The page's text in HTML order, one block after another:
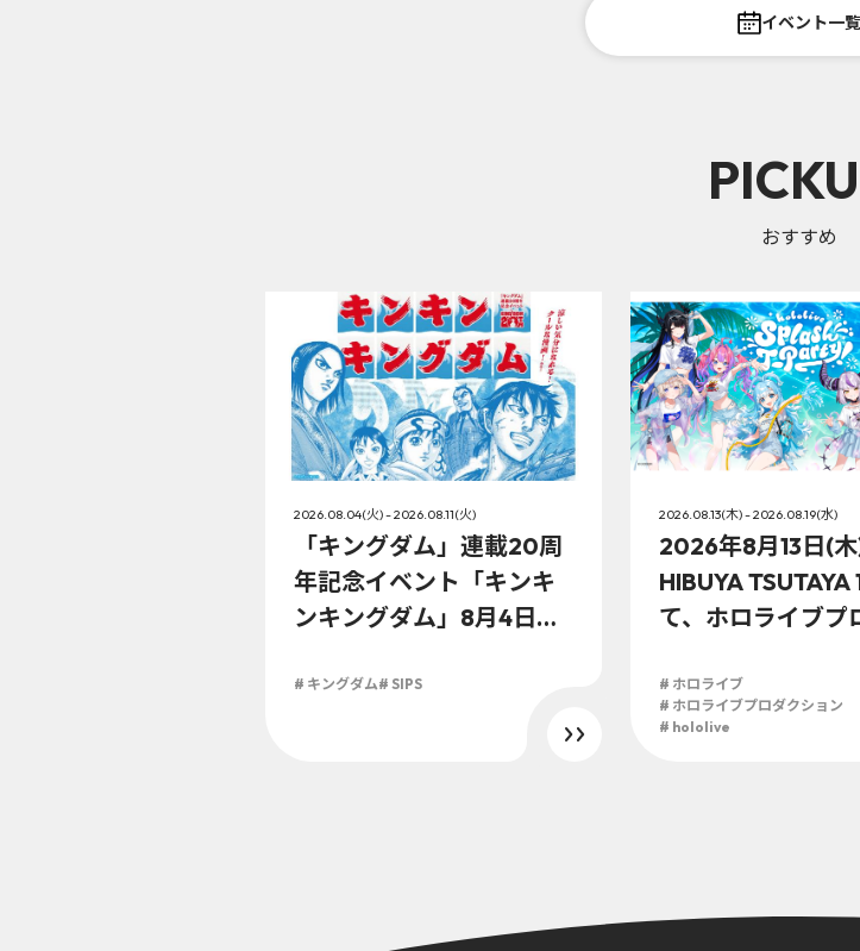
イベント一覧
おすすめ
2026.08.04(火) - 2026.08.11(火)
「キングダム」連載20周
年記念イベント「キンキ
ンキングダム」8月4日
# キングダム# SIPS
2026.08.13(木) - 2026.08.19(水)
2026年8月13日(
HIBUYA TSUTAYA
て、ホロライブプ
ャツ展示イベント
催！
# ホロライブ
# ホロライブプロダクション
# hololive